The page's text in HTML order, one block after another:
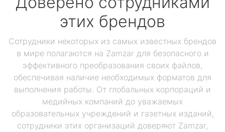
этих брендов
Сотрудники некоторых из самых известных брендов
в мире полагаются на Zamzar для безопасного и
эффективного преобразования своих файлов,
обеспечивая наличие необходимых форматов для
выполнения работы. От глобальных корпораций и
медийных компаний до уважаемых
образовательных учреждений и газетных изданий,
сотрудники этих организаций доверяют Zamzar,